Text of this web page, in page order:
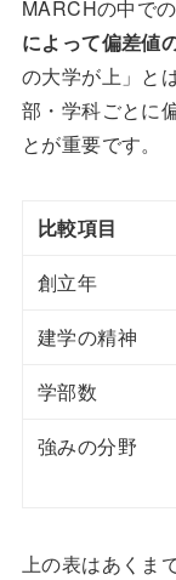
MARCHの中で
によって偏差値
の大学が上」と
部・学科ごとに
とが重要です。
比較項目
創立年
建学の精神
学部数
強みの分野
上の表はあくま